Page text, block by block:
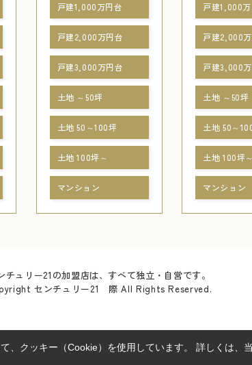
戸建1,000万円台
戸建2,000万円台
戸建3,000万円台
土地 ～50坪
土地 50～100坪
土地 100坪～
マンション
戸建1,000
戸建2,000
戸建3,000
土地 ～50坪
土地 50～
土地 100坪
マンション
チュリー21の加盟店は、すべて独立・自営です。
センチュリー21 際 All Rights Reserved.
、クッキー（Cookie）を使用しています。 詳しくは、